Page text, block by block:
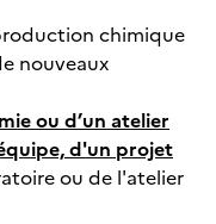
chimique
nouveaux
ou d’un atelier
d'un projet
ou de l'atelier